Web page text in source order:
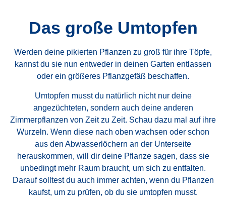
Das große Umtopfen
Werden deine pikierten Pflanzen zu groß für ihre Töpfe,
kannst du sie nun entweder in deinen Garten entlassen
oder ein größeres Pflanzgefäß beschaffen.
Umtopfen musst du natürlich nicht nur deine
angezüchteten, sondern auch deine anderen
Zimmerpflanzen von Zeit zu Zeit. Schau dazu mal auf ihre
Wurzeln. Wenn diese nach oben wachsen oder schon
aus den Abwasserlöchern an der Unterseite
herauskommen, will dir deine Pflanze sagen, dass sie
unbedingt mehr Raum braucht, um sich zu entfalten.
Darauf solltest du auch immer achten, wenn du Pflanzen
kaufst, um zu prüfen, ob du sie umtopfen musst.